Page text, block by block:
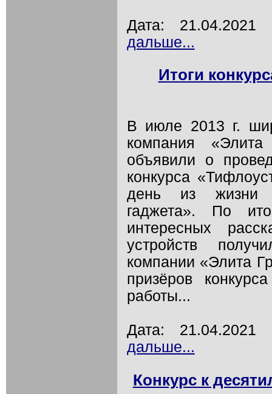
Дата:
дальше...
Итоги
В июле 2013 г.
компания
объявили о
конкурса
день из жизни
гаджета». По
интересных
устройств
компании «Элита
призёров
работы...
Дата:
дальше...
Конкурс к